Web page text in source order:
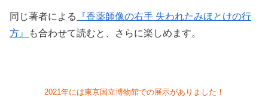
同じ著者による
『香薬師像の右手 失われたみほとけの行
方』
も合わせて読むと、さらに楽しめます。
2021年には東京国立博物館での展示がありました！